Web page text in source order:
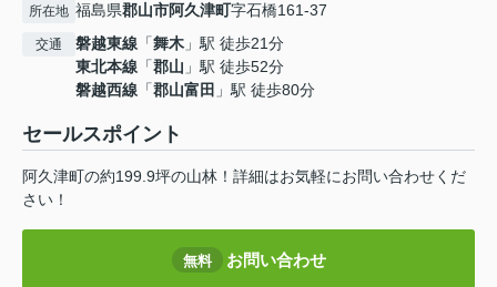
所在地 福島県郡山市阿久津町字石橋161-37
交通 磐越東線 「舞木 」駅 徒歩21分
東北本線 「郡山 」駅 徒歩52分
磐越西線 「郡山富田 」駅 徒歩80分
セールスポイント
阿久津町の約199.9坪の山林！詳細はお気軽にお問い合わせくだ
さい！
無料 お問い合わせ